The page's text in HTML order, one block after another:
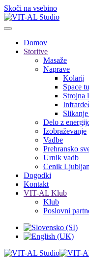
Skoči na vsebino
Domov
Storitve
Masaže
Naprave
Kolarij
Space
Strojna
Delo z
Izobraževanje
Vadbe
Prehransko
Urnik vadb
Cenik
Dogodki
Kontakt
VIT-AL Klub
Klub
Poslovni